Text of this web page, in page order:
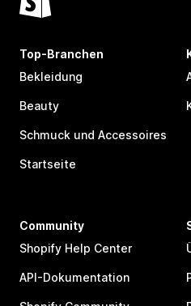
Top-Branchen
Bekleidung
Beauty
Schmuck und Accessoires
Startseite
Community
Shopify Help Center
API-Dokumentation